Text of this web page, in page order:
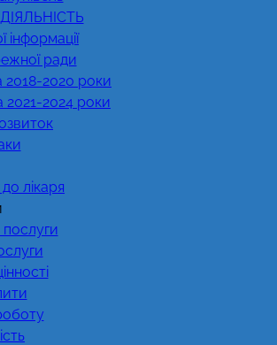
інформації
ради
2020 роки
2024 роки
лікаря
послуги